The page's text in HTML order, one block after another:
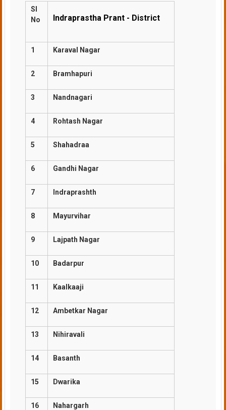
Sl
No
Indraprastha Prant - District
1 Karaval Nagar
2 Bramhapuri
3 Nandnagari
4 Rohtash Nagar
5 Shahadraa
6 Gandhi Nagar
7 Indraprashth
8 Mayurvihar
9 Lajpath Nagar
10 Badarpur
11 Kaalkaaji
12 Ambetkar Nagar
13 Nihiravali
14 Basanth
15 Dwarika
16 Nahargarh